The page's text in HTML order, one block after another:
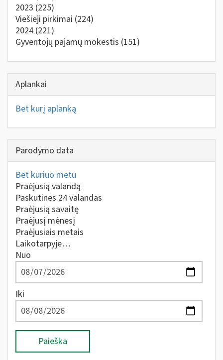
2023 (225)
Viešieji pirkimai (224)
2024 (221)
Gyventojų pajamų mokestis (151)
Aplankai
Bet kurį aplanką
Parodymo data
Bet kuriuo metu
Praėjusią valandą
Paskutines 24 valandas
Praėjusią savaitę
Praėjusį mėnesį
Praėjusiais metais
Laikotarpyje…
Nuo
Iki
Paieška